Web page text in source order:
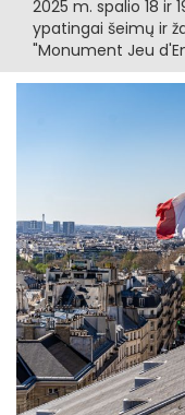
2025 m. spalio 18 ir
ypatingai šeimų ir
"Monument Jeu